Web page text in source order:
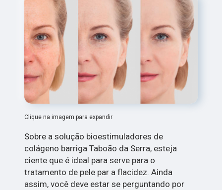
Clique na imagem para expandir
Sobre a solução bioestimuladores de
colágeno barriga Taboão da Serra, esteja
ciente que é ideal para serve para o
tratamento de pele par a flacidez. Ainda
assim, você deve estar se perguntando por